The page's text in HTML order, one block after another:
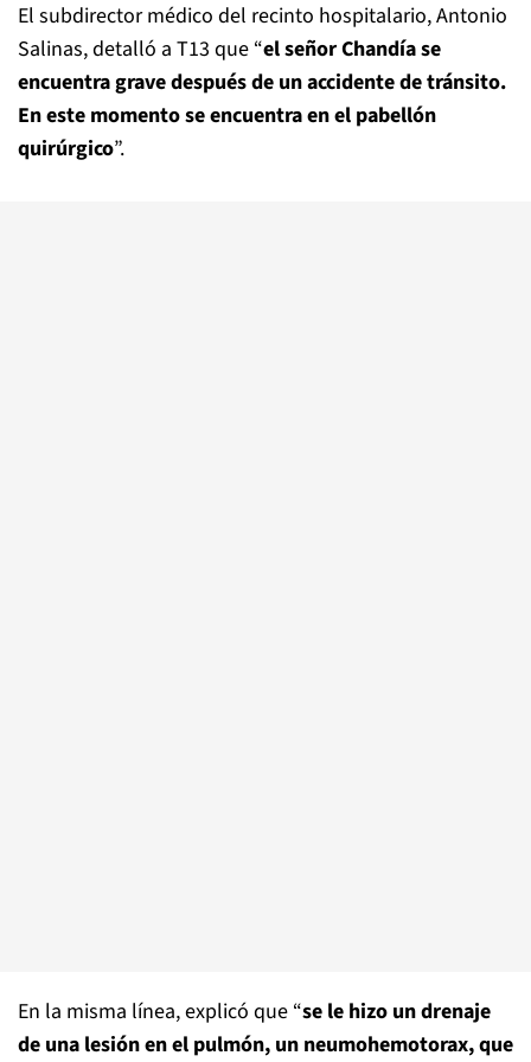
El subdirector médico del recinto hospitalario, Antonio
Salinas, detalló a T13 que “el señor Chandía se
encuentra grave después de un accidente de tránsito.
En este momento se encuentra en el pabellón
quirúrgico”.
En la misma línea, explicó que “se le hizo un drenaje
de una lesión en el pulmón, un neumohemotorax, que